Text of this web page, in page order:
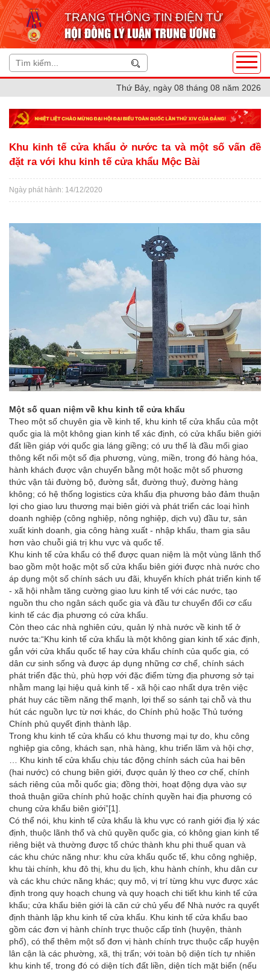
TRANG THÔNG TIN ĐIỆN TỬ
HỘI ĐỒNG LÝ LUẬN TRUNG ƯƠNG
Thứ Bảy, ngày 08 tháng 08 năm 2026
Khu kinh tế cửa khẩu ở nước ta và một số vấn đề
đặt ra với khu kinh tế cửa khẩu Mộc Bài
Ngày phát hành: 14/12/2020
Một số quan niệm về khu kinh tế cửa khẩu
Theo một số chuyên gia về kinh tế, khu kinh tế cửa khẩu của một
quốc gia là một không gian kinh tế xác định, có cửa khẩu biên giới
đất liền giáp với quốc gia láng giềng; có ưu thế là đầu mối giao
thông kết nối một số địa phương, vùng, miền, trong đó hàng hóa,
hành khách được vận chuyển bằng một hoặc một số phương
thức vận tải đường bộ, đường sắt, đường thuỷ, đường hàng
không; có hệ thống logistics cửa khẩu địa phương bảo đảm thuận
lợi cho giao lưu thương mại biên giới và phát triển các loại hình
doanh nghiệp (công nghiệp, nông nghiệp, dịch vụ) đầu tư, sản
xuất kinh doanh, gia công hàng xuất - nhập khẩu, tham gia sâu
hơn vào chuỗi giá trị khu vực và quốc tế.
Khu kinh tế cửa khẩu có thể được quan niệm là một vùng lãnh thổ
bao gồm một hoặc một số cửa khẩu biên giới được nhà nước cho
áp dụng một số chính sách ưu đãi, khuyến khích phát triển kinh tế
- xã hội nhằm tăng cường giao lưu kinh tế với các nước, tạo
nguồn thu cho ngân sách quốc gia và đầu tư chuyển đổi cơ cấu
kinh tế các địa phương có cửa khẩu.
Còn theo các nhà nghiên cứu, quản lý nhà nước về kinh tế ở
nước ta:“Khu kinh tế cửa khẩu là một không gian kinh tế xác định,
gắn với cửa khẩu quốc tế hay cửa khẩu chính của quốc gia, có
dân cư sinh sống và được áp dụng những cơ chế, chính sách
phát triển đặc thù, phù hợp với đặc điểm từng địa phương sở tại
nhằm mang lại hiệu quả kinh tế - xã hội cao nhất dựa trên việc
phát huy các tiềm năng thế mạnh, lợi thế so sánh tại chỗ và thu
hút các nguồn lực từ nơi khác, do Chính phủ hoặc Thủ tướng
Chính phủ quyết định thành lập.
Trong khu kinh tế cửa khẩu có khu thương mại tự do, khu công
nghiệp gia công, khách sạn, nhà hàng, khu triển lãm và hội chợ,
… Khu kinh tế cửa khẩu chịu tác động chính sách của hai bên
(hai nước) có chung biên giới, được quản lý theo cơ chế, chính
sách riêng của mỗi quốc gia; đồng thời, hoạt động dựa vào sự
thoả thuận giữa chính phủ hoặc chính quyền hai địa phương có
chung cửa khẩu biên giới”[1]
Có thể nói, khu kinh tế cửa khẩu là khu vực có ranh giới địa lý xác
định, thuộc lãnh thổ và chủ quyền quốc gia, có không gian kinh tế
riêng biệt và thường được tổ chức thành khu phi thuế quan và
các khu chức năng như: khu cửa khẩu quốc tế, khu công nghiệp,
khu tài chính, khu đô thị, khu du lịch, khu hành chính, khu dân cư
và các khu chức năng khác; quy mô, vị trí từng khu vực được xác
định trong quy hoạch chung và quy hoạch chi tiết khu kinh tế cửa
khẩu; cửa khẩu biên giới là căn cứ chủ yếu để Nhà nước ra quyết
định thành lập khu kinh tế cửa khẩu. Khu kinh tế cửa khẩu bao
gồm các đơn vị hành chính trực thuộc cấp tỉnh (huyện, thành
phố), có thể thêm một số đơn vị hành chính trực thuộc cấp huyện
lân cận là các phường, xã, thị trấn; với toàn bộ diện tích tự nhiên
khu kinh tế, trong đó có diện tích đất liền, diện tích mặt biển (nếu